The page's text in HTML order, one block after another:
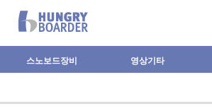
스노보드장비 영상기타